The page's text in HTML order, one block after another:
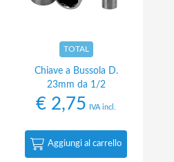
TOTAL
Chiave a Bussola D.
23mm da 1/2
€ 2,75 IVA incl.
Aggiungi al carrello